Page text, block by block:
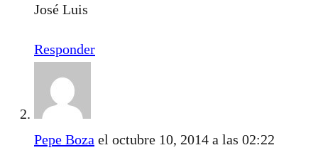
José Luis
Responder
Pepe Boza el octubre 10, 2014 a las 02:22